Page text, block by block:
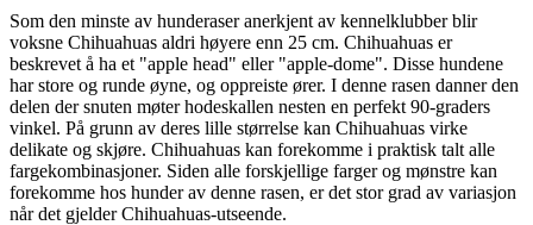
Som den minste av hunderaser anerkjent av kennelklubber blir
voksne Chihuahuas aldri høyere enn 25 cm. Chihuahuas er
beskrevet å ha et "apple head" eller "apple-dome". Disse hundene
har store og runde øyne, og oppreiste ører. I denne rasen danner den
delen der snuten møter hodeskallen nesten en perfekt 90-graders
vinkel. På grunn av deres lille størrelse kan Chihuahuas virke
delikate og skjøre. Chihuahuas kan forekomme i praktisk talt alle
fargekombinasjoner. Siden alle forskjellige farger og mønstre kan
forekomme hos hunder av denne rasen, er det stor grad av variasjon
når det gjelder Chihuahuas-utseende.